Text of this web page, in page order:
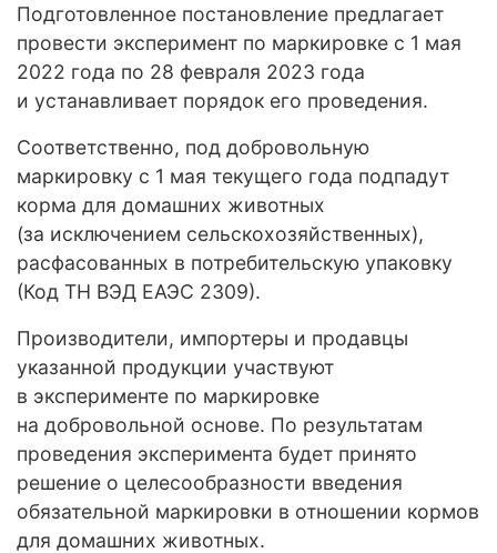
Подготовленное постановление предлагает
провести эксперимент по маркировке с 1 мая
2022 года по 28 февраля 2023 года
и устанавливает порядок его проведения.
Соответственно, под добровольную
маркировку с 1 мая текущего года подпадут
корма для домашних животных
(за исключением сельскохозяйственных),
расфасованных в потребительскую упаковку
(Код ТН ВЭД ЕАЭС 2309).
Производители, импортеры и продавцы
указанной продукции участвуют
в эксперименте по маркировке
на добровольной основе. По результатам
проведения эксперимента будет принято
решение о целесообразности введения
обязательной маркировки в отношении кормов
для домашних животных.